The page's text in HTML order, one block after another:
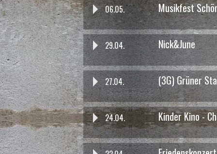
das war am 15.10. um 20:00 Uhr
Grey Paris- Konzert
Grey Paris
06.05. Musikfest
29.04. Nick&June
27.04. (3G) Grüner
24.04. Kinder Kino -